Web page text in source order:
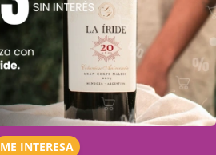
ME INTERESA